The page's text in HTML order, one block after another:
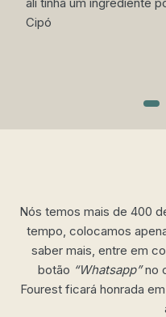
Cipó
Nós temos mais de 400
tempo, colocamos
saber mais, entre em
botão “Whatsapp”no
Fourest ficará honrada